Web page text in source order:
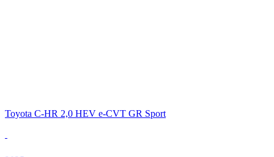
Toyota C-HR 2,0 HEV e-CVT GR Sport